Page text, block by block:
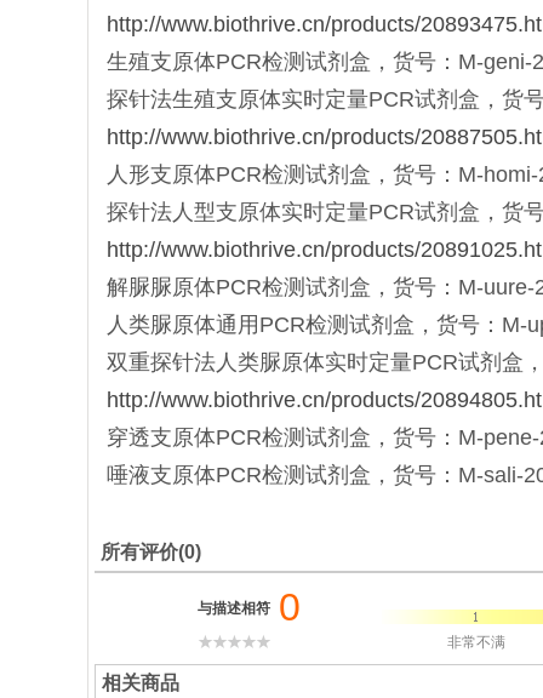
http://www.biothrive.cn/products/
生殖支原体PCR检测试剂盒，货号：M-
探针法生殖支原体实时定量PCR试剂盒，货
http://www.biothrive.cn/products/
人形支原体PCR检测试剂盒，货号：M-
探针法人型支原体实时定量PCR试剂盒，货
http://www.biothrive.cn/products/
解脲脲原体PCR检测试剂盒，货号：M-
人类脲原体通用PCR检测试剂盒，货号：
双重探针法人类脲原体实时定量PCR试剂盒
http://www.biothrive.cn/products/
穿透支原体PCR检测试剂盒，货号：M-
唾液支原体PCR检测试剂盒，货号：M-sali-
所有评价(0)
与描述相符 0
非常不满
相关商品